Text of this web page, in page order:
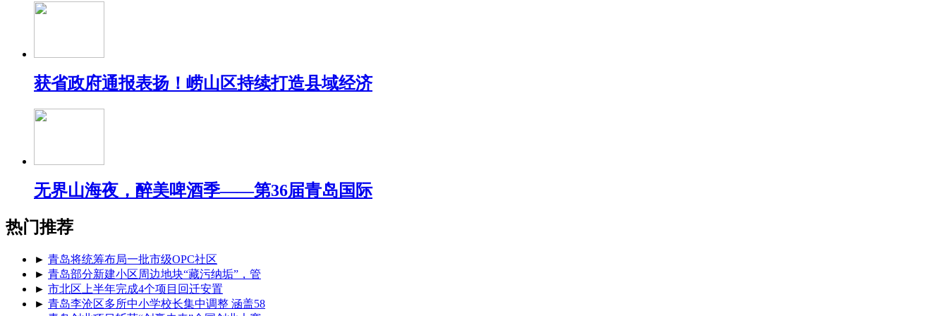
获省政府通报表扬！崂山区持续打造县域经济
无界山海夜，醉美啤酒季——第36届青岛国际
热门推荐
► 青岛将统筹布局一批市级OPC社区
► 青岛部分新建小区周边地块“藏污纳垢”，管
► 市北区上半年完成4个项目回迁安置
► 青岛李沧区多所中小学校长集中调整 涵盖58